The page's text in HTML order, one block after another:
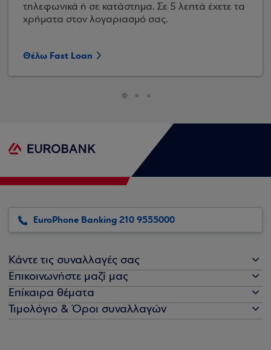
τηλεφωνικά ή σε κατάστημα. Σε 5 λεπτά έχετε τα
χρήματα στον λογαριασμό σας.
Θέλω Fast Loan
EuroPhone Banking 210 9555000
Κάντε τις συναλλαγές σας
Επικοινωνήστε μαζί μας
Επίκαιρα θέματα
Τιμολόγιο & Όροι συναλλαγών